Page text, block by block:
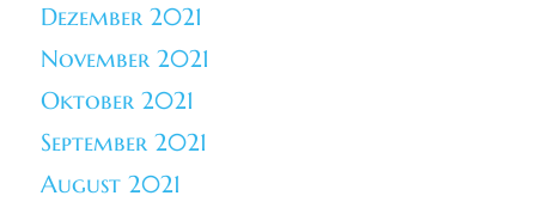
Dezember 2021
November 2021
Oktober 2021
September 2021
August 2021